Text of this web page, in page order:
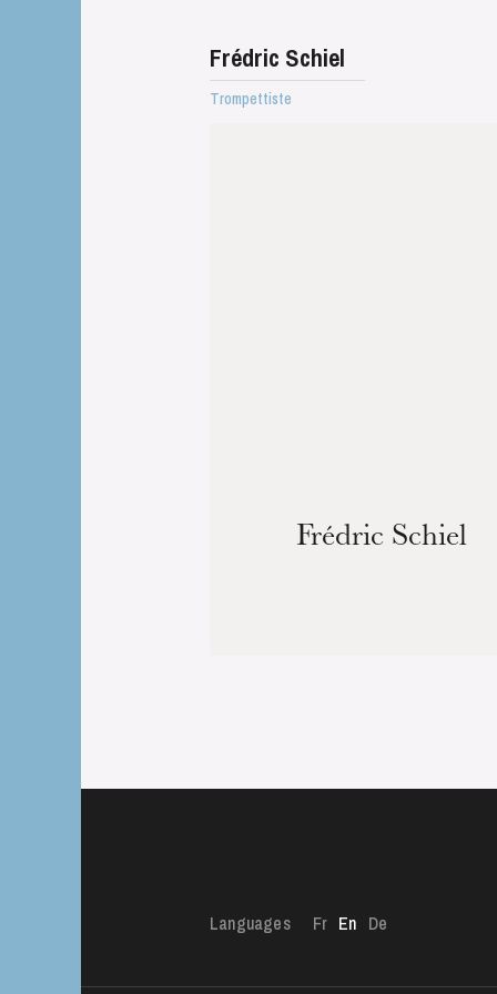
Frédric Schiel
Trompettiste
Frédric Schiel
Languages Fr En De